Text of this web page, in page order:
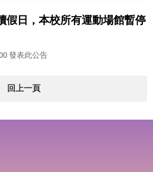
日，本校所有運動場館暫停
發表此公告
回上一頁